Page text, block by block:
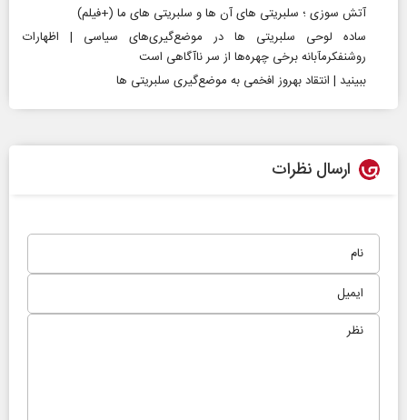
آتش سوزی ؛ سلبریتی های آن ها و سلبریتی های ما (+فیلم)
ساده لوحی سلبریتی ها در موضع‌گیری‌های سیاسی | اظهارات
روشنفکرمآبانه برخی چهره‌ها از سر ناآگاهی است
ببینید | انتقاد بهروز افخمی به موضع‌گیری سلبریتی ها
ارسال نظرات